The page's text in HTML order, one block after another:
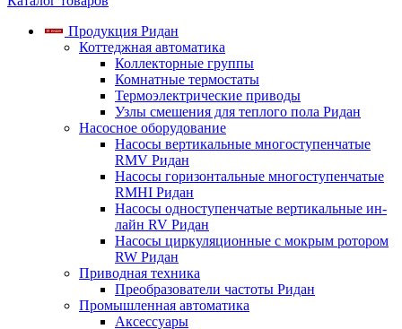
Продукция Ридан
Коттеджная автоматика
Коллекторные группы
Комнатные термостаты
Термоэлектрические приводы
Узлы смешения для теплого пола Ридан
Насосное оборудование
Насосы вертикальные многоступенчатые
RMV Ридан
Насосы горизонтальные многоступенчатые
RMHI Ридан
Насосы одноступенчатые вертикальные ин-
лайн RV Ридан
Насосы циркуляционные с мокрым ротором
RW Ридан
Приводная техника
Преобразователи частоты Ридан
Промышленная автоматика
Аксессуары